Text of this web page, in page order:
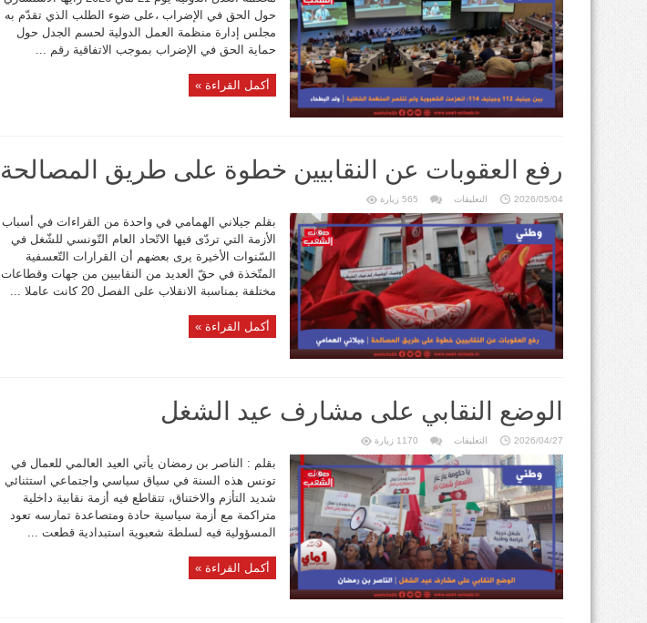
114
:
انهزمت
الشعبوية
ولم
تنتصر
المنظمة
الشغلية
مغلقة
حول الحق في الإضراب ،على ضوء الطلب الذي تقدّم به
مجلس إدارة منظمة العمل الدولية لحسم الجدل حول
حماية الحق في الإضراب بموجب الاتفاقية رقم ...
أكمل القراءة »
رفع العقوبات عن النقابيين خطوة على طريق المصالحة
2026/05/04 التعليقات على
العقوبات
عن
النقابيين
خطوة
على
طريق
المصالحة
مغلقة
565 زيارة
بقلم جيلاني الهمامي في واحدة من القراءات في أسباب
الأزمة التي تردّى فيها الاتّحاد العام التّونسي للشّغل في
السّنوات الأخيرة يرى بعضهم أن القرارات التّعسفية
المتّخذة في حقّ العديد من النقابيين من جهات وقطاعات
مختلفة بمناسبة الانقلاب على الفصل 20 كانت عاملا ...
أكمل القراءة »
الوضع النقابي على مشارف عيد الشغل
2026/04/27 التعليقات على
النقابي
على
مشارف
عيد
الشغل
مغلقة
1170 زيارة
بقلم : الناصر بن رمضان يأتي العيد العالمي للعمال في
تونس هذه السنة في سياق سياسي واجتماعي استثنائي
شديد التأزم والاختناق، تتقاطع فيه أزمة نقابية داخلية
متراكمة مع أزمة سياسية حادة ومتصاعدة تمارسه تعود
المسؤولية فيه لسلطة شعبوية استبدادية قطعت ...
أكمل القراءة »